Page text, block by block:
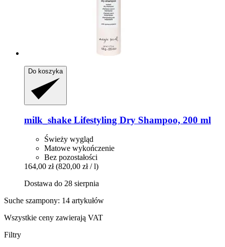
Do koszyka
milk_shake Lifestyling Dry Shampoo, 200 ml
Świeży wygląd
Matowe wykończenie
Bez pozostałości
164,00 zł (820,00 zł / l)
Dostawa do 28 sierpnia
Suche szampony: 14 artykułów
Wszystkie ceny zawierają VAT
Filtry